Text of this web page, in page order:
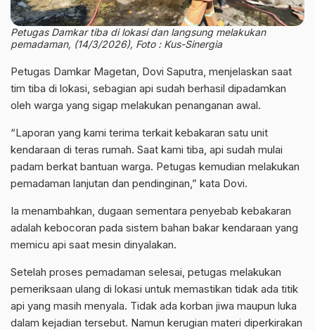
Petugas Damkar tiba di lokasi dan langsung melakukan
pemadaman, (14/3/2026), Foto : Kus-Sinergia
Petugas Damkar Magetan, Dovi Saputra, menjelaskan saat
tim tiba di lokasi, sebagian api sudah berhasil dipadamkan
oleh warga yang sigap melakukan penanganan awal.
“Laporan yang kami terima terkait kebakaran satu unit
kendaraan di teras rumah. Saat kami tiba, api sudah mulai
padam berkat bantuan warga. Petugas kemudian melakukan
pemadaman lanjutan dan pendinginan,” kata Dovi.
Ia menambahkan, dugaan sementara penyebab kebakaran
adalah kebocoran pada sistem bahan bakar kendaraan yang
memicu api saat mesin dinyalakan.
Setelah proses pemadaman selesai, petugas melakukan
pemeriksaan ulang di lokasi untuk memastikan tidak ada titik
api yang masih menyala. Tidak ada korban jiwa maupun luka
dalam kejadian tersebut. Namun kerugian materi diperkirakan